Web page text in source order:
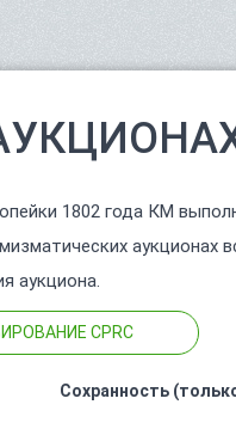
1802 года КМ
аукционах
аукциона.
CPRC
Сохранность